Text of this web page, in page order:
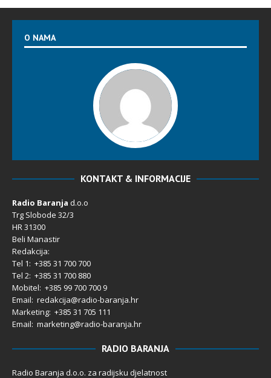
O NAMA
KONTAKT & INFORMACIJE
Radio Baranja d.o.o
Trg Slobode 32/3
HR 31300
Beli Manastir
Redakcija:
Tel 1: +385 31 700 700
Tel 2: +385 31 700 880
Mobitel: +385 99 700 700 9
Email: redakcija@radio-baranja.hr
Marketing: +385 31 705 111
Email: marketing@radio-baranja.hr
RADIO BARANJA
Radio Baranja d.o.o. za radijsku djelatnost